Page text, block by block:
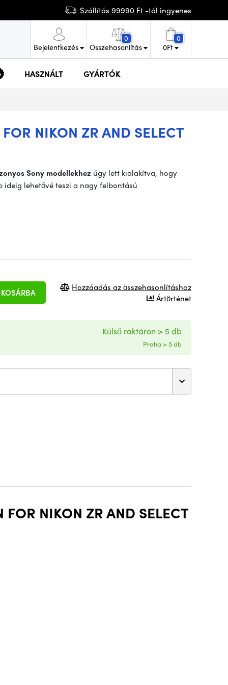
Szállítás 99990 Ft -tól ingyenes
Bejelentkezés
0
Összehasonlítás
0
0Ft
HASZNÁLT GYÁRTÓK
NIKON ZR AND SELECT
Sony modellekhez úgy lett kialakítva, hogy
ideig lehetővé teszi a nagy felbontású
KOSÁRBA
Hozzáadás az összehasonlításhoz
Ártörténet
Külső raktáron > 5 db
Praha > 5 db
NIKON ZR AND SELECT